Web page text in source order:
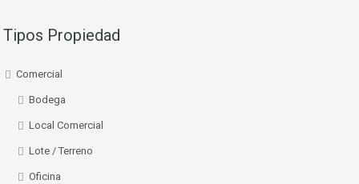
Tipos Propiedad
Comercial
Bodega
Local Comercial
Lote / Terreno
Oficina